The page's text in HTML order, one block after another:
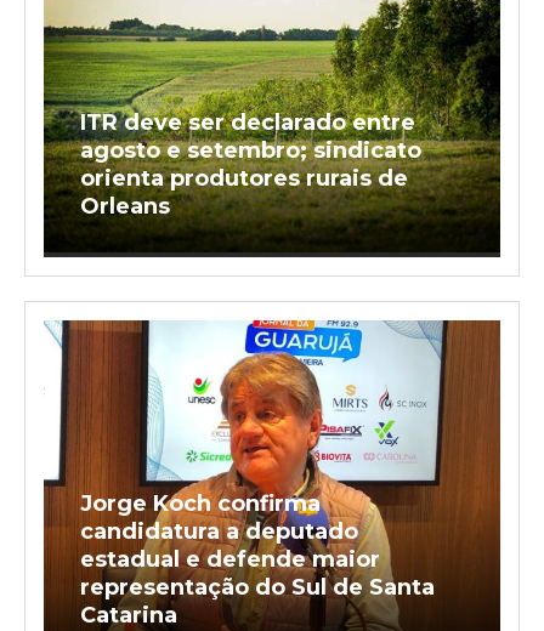
ITR deve ser declarado entre
agosto e setembro; sindicato
orienta produtores rurais de
Orleans
Jorge Koch confirma
candidatura a deputado
estadual e defende maior
representação do Sul de Santa
Catarina